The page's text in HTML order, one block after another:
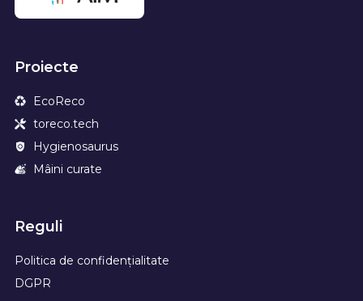
Proiecte
EcoReco
toreco.tech
Hygienosaurus
Mâini curate
Reguli
Politica de confidențialitate
DGPR